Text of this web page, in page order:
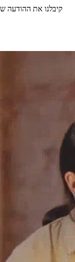
קיבלנו את ההודעה